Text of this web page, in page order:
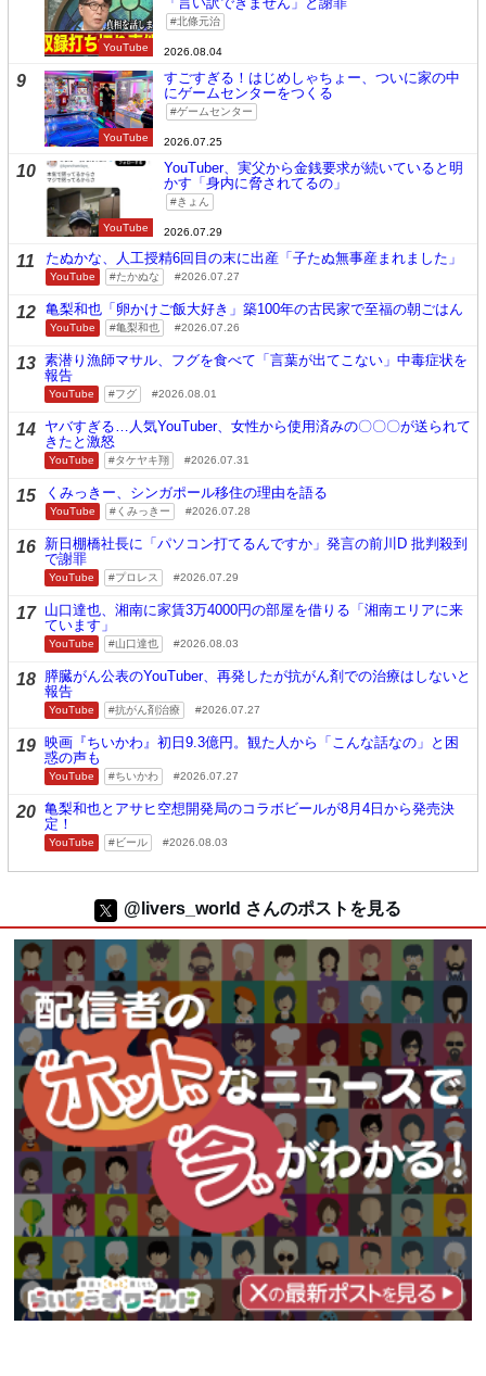
YouTube
北條元治
2026.08.04
9
YouTube
すごすぎる！はじめしゃちょー、ついに家の中
にゲームセンターをつくる
ゲームセンター
2026.07.25
10
YouTube
YouTuber、実父から金銭要求が続いていると明
かす「身内に脅されてるの」
きょん
2026.07.29
11 たぬかな、人工授精6回目の末に出産「子たぬ無事産まれました」
YouTube たかぬな 2026.07.27
12 亀梨和也「卵かけご飯大好き」築100年の古民家で至福の朝ごはん
YouTube 亀梨和也 2026.07.26
13 素潜り漁師マサル、フグを食べて「言葉が出てこない」中毒症状を
報告
YouTube フグ 2026.08.01
14 ヤバすぎる…人気YouTuber、女性から使用済みの〇〇〇が送られて
きたと激怒
YouTube タケヤキ翔 2026.07.31
15 くみっきー、シンガポール移住の理由を語る
YouTube くみっきー 2026.07.28
16 新日棚橋社長に「パソコン打てるんですか」発言の前川D 批判殺到
で謝罪
YouTube プロレス 2026.07.29
17 山口達也、湘南に家賃3万4000円の部屋を借りる「湘南エリアに来
ています」
YouTube 山口達也 2026.08.03
18 膵臓がん公表のYouTuber、再発したが抗がん剤での治療はしないと
報告
YouTube 抗がん剤治療 2026.07.27
19 映画『ちいかわ』初日9.3億円。観た人から「こんな話なの」と困
惑の声も
YouTube ちいかわ 2026.07.27
20 亀梨和也とアサヒ空想開発局のコラボビールが8月4日から発売決
定！
YouTube ビール 2026.08.03
@livers_world さんのポストを見る